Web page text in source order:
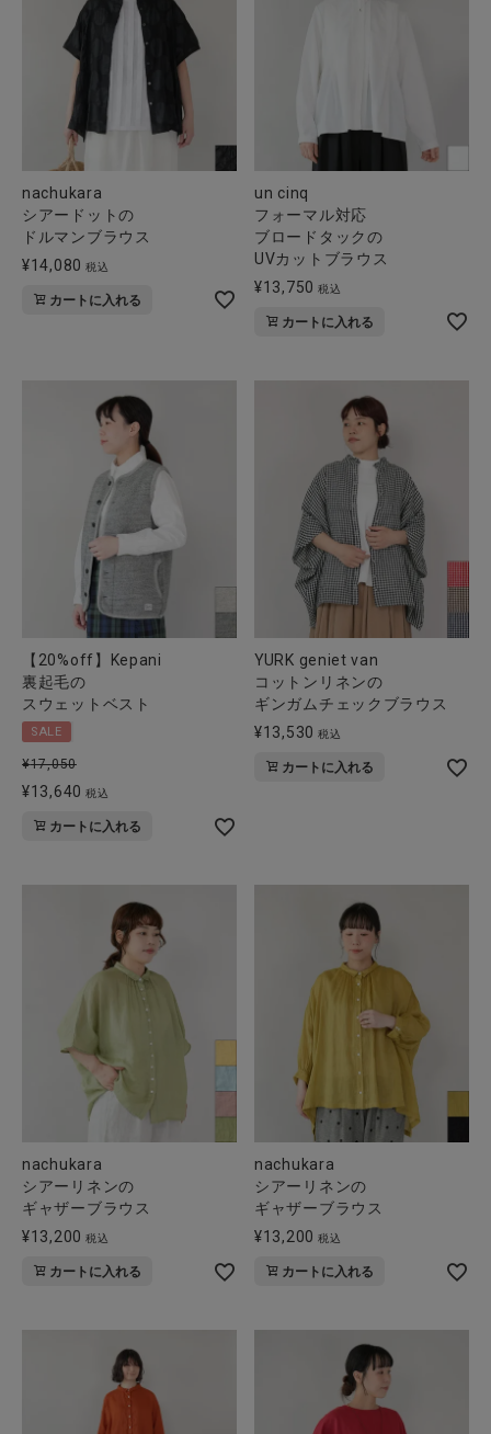
ショップリスト
nachukara
シアードットの
ドルマンブラウス
¥14,080 税込
カートに入れる
un cinq
フォーマル対応
ブロードタックの
UVカットブラウス
¥13,750 税込
カートに入れる
【20%off】Kepani
裏起毛の
スウェットベスト
SALE
¥17,050
¥13,640 税込
カートに入れる
YURK geniet van
コットンリネンの
ギンガムチェックブラウス
¥13,530 税込
カートに入れる
nachukara
シアーリネンの
ギャザーブラウス
¥13,200 税込
カートに入れる
nachukara
シアーリネンの
ギャザーブラウス
¥13,200 税込
カートに入れる